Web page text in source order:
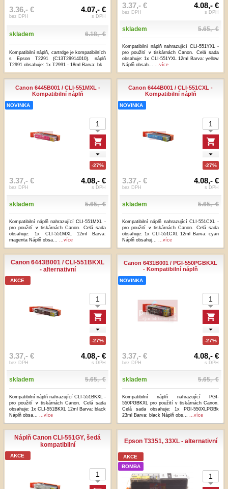
3.36,- €
bez DPH
4.07,- €
s DPH
skladem 6.18,- €
Kompatibilní náplň, cartrdge je kompatibilních
s Epson T2291 (C13T29914010). náplň
T2991 obsahuje: 1x T2991 - 18ml Barva: bk
3.37,- €
bez DPH
4.08,- €
s DPH
skladem 5.65,- €
Kompatibilní náplň nahrazující CLI-551YXL -
pro použití v tiskárnách Canon. Celá sada
obsahuje: 1x CLI-551YXL 12ml Barva: yellow
Náplň obsah...
...více
Canon 6445B001 / CLI-551MXL -
Kompatibilní náplň
NOVINKA
-27%
3.37,- €
bez DPH
4.08,- €
s DPH
skladem 5.65,- €
Kompatibilní náplň nahrazující CLI-551MXL -
pro použití v tiskárnách Canon. Celá sada
obsahuje: 1x CLI-551MXL 12ml Barva:
magenta Náplň obsa...
...více
Canon 6444B001 / CLI-551CXL -
Kompatibilní náplň
NOVINKA
-27%
3.37,- €
bez DPH
4.08,- €
s DPH
skladem 5.65,- €
Kompatibilní náplň nahrazující CLI-551CXL -
pro použití v tiskárnách Canon. Celá sada
obsahuje: 1x CLI-551CXL 12ml Barva: cyan
Náplň obsahuj...
...více
Canon 6443B001 / CLI-551BKXL
- alternativní
AKCE
-27%
3.37,- €
bez DPH
4.08,- €
s DPH
skladem 5.65,- €
Kompatibilní náplň nahrazující CLI-551BKXL -
pro použití v tiskárnách Canon. Celá sada
obsahuje: 1x CLI-551BKXL 12ml Barva: black
Náplň obsa...
...více
Canon 6431B001 / PGI-550PGBKXL
- Kompatibilní náplň
NOVINKA
-27%
3.37,- €
bez DPH
4.08,- €
s DPH
skladem 5.65,- €
Kompatibilní náplň nahrazující PGI-
550PGBKXL pro použití v tiskárnách Canon.
Celá sada obsahuje: 1x PGI-550XLPGBk
23ml Barva: black Náplň obs...
...více
Náplň Canon CLI-551GY, šedá
kompatibilní
AKCE
Epson T3351, 33XL - alternativní
AKCE
BOMBA